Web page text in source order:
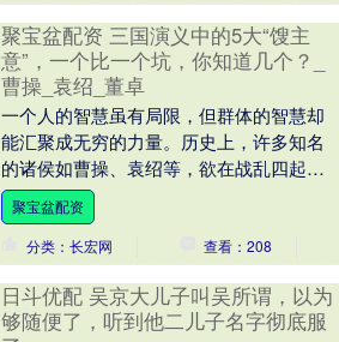
聚宝盆配资 三国演义中的5大“馊主
意”，一个比一个坑，你知道几个？_
曹操_袁绍_董卓
一个人的智慧虽有局限，但群体的智慧却
能汇聚成无穷的力量。历史上，许多知名
的诸侯如曹操、袁绍等，欲在战乱四起的
时代中一统天下，背后都少不了那些谋士
的辅佐与智慧。然....
聚宝盆配资
分类：长宏网
查看：208
日斗优配 吴京大儿子叫吴所谓，以为
够随便了，听到他二儿子名字彻底服